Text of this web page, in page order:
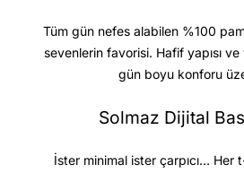
Tüm gün nefes alabilen %100
sevenlerin favorisi. Hafif yapısı
gün boyu konforu
Solmaz Dijital
İster minimal ister çarpıcı… Her